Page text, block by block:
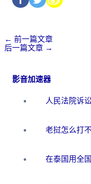
← 前一篇文章
后一篇文章 →
影音加速器